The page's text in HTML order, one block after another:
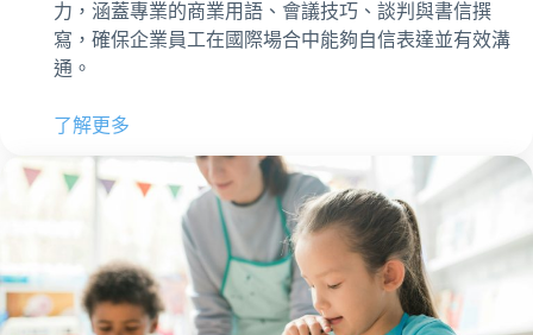
力，涵蓋專業的商業用語、會議技巧、談判與書信撰
寫，確保企業員工在國際場合中能夠自信表達並有效溝
通。
了解更多